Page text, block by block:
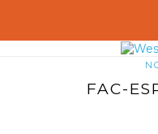
FAC-